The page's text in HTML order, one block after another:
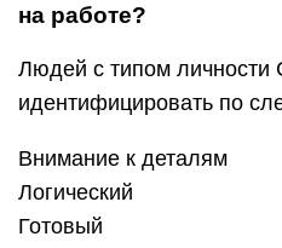
на работе?
Людей с типом личности
идентифицировать по
Внимание к деталям
Логический
Готовый